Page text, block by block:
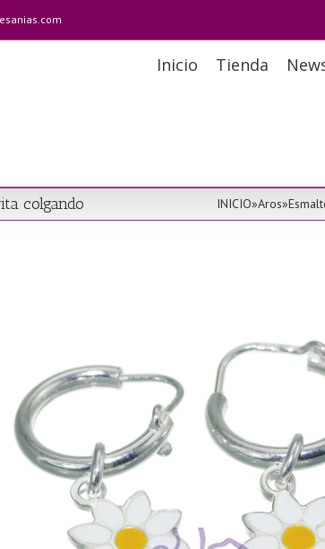
Inicio Tienda
colgando INICIO»Aros»